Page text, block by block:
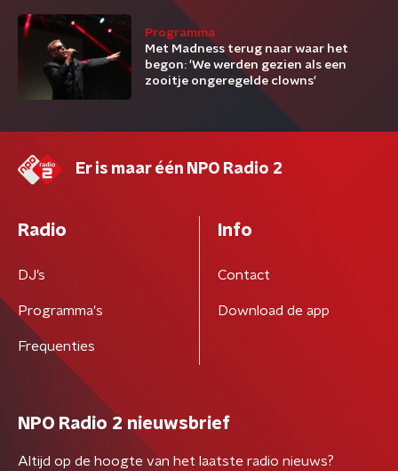
Programma
Met Madness terug naar waar het
begon: 'We werden gezien als een
zooitje ongeregelde clowns'
Er is maar één NPO Radio 2
Radio
DJ’s
Programma's
Frequenties
Info
Contact
Download de app
NPO Radio 2 nieuwsbrief
Altijd op de hoogte van het laatste radio nieuws?